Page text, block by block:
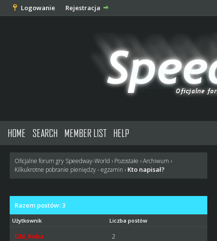
Logowanie Rejestracja
HOME SEARCH MEMBER LIST HELP
Oficjalne forum gry Speedway-World › Pozostałe ›Archiwum ›
Kilkukrotne pobranie pieniędzy - egzamin › Kto napisał?
Razem postów: 3
Użytkownik Liczba postów
GM_Kuba 2